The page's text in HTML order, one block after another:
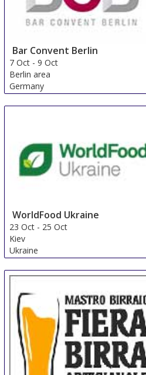
Bar Convent Berlin
7 Oct -9 Oct
Berlin area
Germany
WorldFood Ukraine
23 Oct - 25 Oct
Kiev
Ukraine